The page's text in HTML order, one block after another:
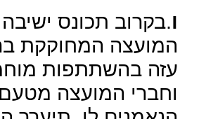
ו.בקרוב תכונס
המועצה המחוקקת
עזה בהשתתפות
וחברי המועצה